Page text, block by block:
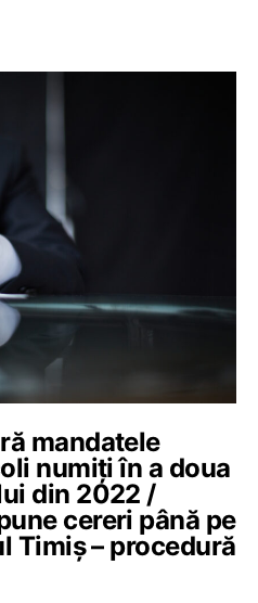
mandatele
numiți în a doua
din 2022 /
cereri până pe
Timiș – procedură